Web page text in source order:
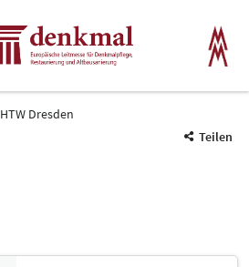
HTW Dresden
Teilen